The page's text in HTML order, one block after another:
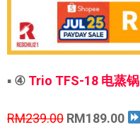
▪ ④ Trio TFS-18 电蒸锅
RM239.00 RM189.00